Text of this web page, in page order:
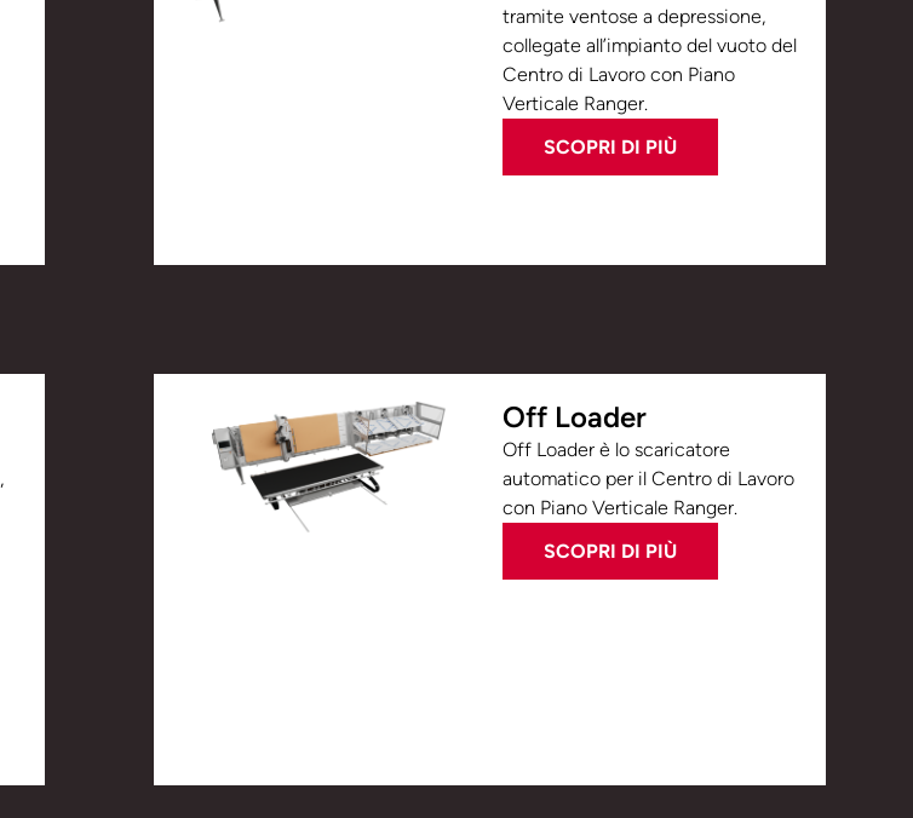
tramite ventose a depressione,
collegate all’impianto del vuoto del
Centro di Lavoro con Piano
Verticale Ranger.
SCOPRI DI PIÙ
Off Loader
Off Loader è lo scaricatore
automatico per il Centro di Lavoro
con Piano Verticale Ranger.
SCOPRI DI PIÙ